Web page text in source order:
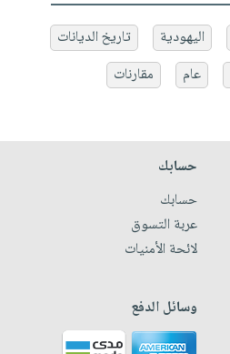
اليهودية
تاريخ الديانات
عام مقارنات
حسابك
حسابك
عربة التسوق
لائحة الأمنيات
وسائل الدفع